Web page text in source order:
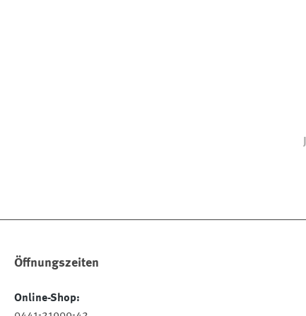
Öffnungszeiten
Online-Shop: